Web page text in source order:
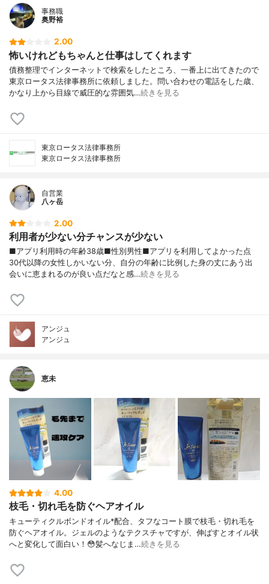
事務職
奥野裕
2.00
怖いけれどもちゃんと仕事はしてくれます
債務整理でインターネットで検索をしたところ、一番上に出てきたので
東京ロータス法律事務所に依頼しました。問い合わせの電話をした歳、
かなり上から目線で威圧的な雰囲気…続きを見る
東京ロータス法律事務所
東京ロータス法律事務所
自営業
八ヶ岳
2.00
利用者が少ない分チャンスが少ない
■アプリ利用時の年齢38歳■性別男性■アプリを利用してよかった点
30代以降の女性しかいない分、自分の年齢に比例した身の丈にあう出
会いに恵まれるのが良い点だなと感…続きを見る
アンジュ
アンジュ
恵未
4.00
枝毛・切れ毛を防ぐヘアオイル
キューティクルボンドオイル*配合、タフなコート膜で枝毛・切れ毛を
防ぐヘアオイル。ジェルのようなテクスチャですが、伸ばすとオイル状
へと変化して面白い！😳髪へなじま…続きを見る